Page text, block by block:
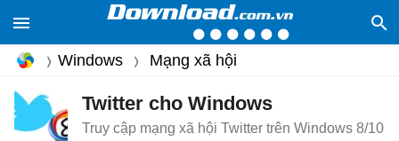
Windows Mạng xã hội
Twitter cho Windows
Truy cập mạng xã hội Twitter trên Windows 8/10